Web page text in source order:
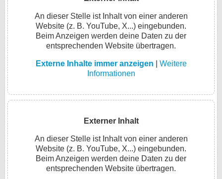
An dieser Stelle ist Inhalt von einer anderen
Website (z. B. YouTube, X...) eingebunden.
Beim Anzeigen werden deine Daten zu der
entsprechenden Website übertragen.
Externe Inhalte immer anzeigen
Weitere
Informationen
Externer Inhalt
An dieser Stelle ist Inhalt von einer anderen
Website (z. B. YouTube, X...) eingebunden.
Beim Anzeigen werden deine Daten zu der
entsprechenden Website übertragen.